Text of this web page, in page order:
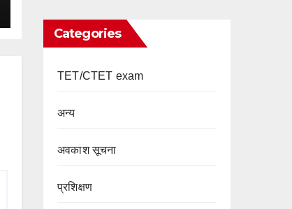
Categories
TET/CTET exam
अन्य
अवकाश सूचना
प्रशिक्षण